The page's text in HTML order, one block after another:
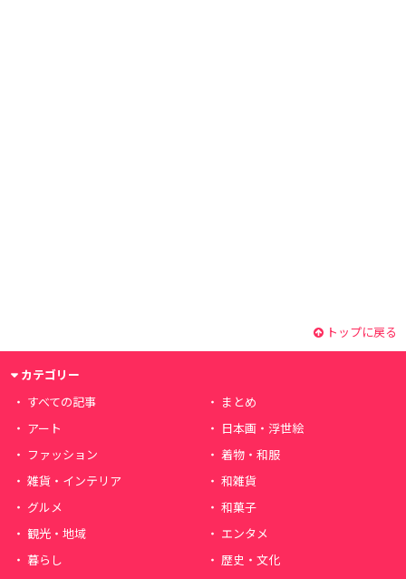
トップに戻る
カテゴリー
すべての記事
まとめ
アート
日本画・浮世絵
ファッション
着物・和服
雑貨・インテリア
和雑貨
グルメ
和菓子
観光・地域
エンタメ
暮らし
歴史・文化